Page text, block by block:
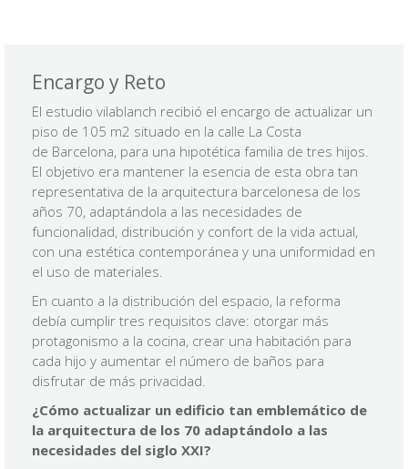
Encargo y Reto
El estudio vilablanch recibió el encargo de actualizar un
piso de 105 m2 situado en la calle La Costa
de Barcelona, para una hipotética familia de tres hijos.
El objetivo era mantener la esencia de esta obra tan
representativa de la arquitectura barcelonesa de los
años 70, adaptándola a las necesidades de
funcionalidad, distribución y confort de la vida actual,
con una estética contemporánea y una uniformidad en
el uso de materiales.
En cuanto a la distribución del espacio, la reforma
debía cumplir tres requisitos clave: otorgar más
protagonismo a la cocina, crear una habitación para
cada hijo y aumentar el número de baños para
disfrutar de más privacidad.
¿Cómo actualizar un edificio tan emblemático de
la arquitectura de los 70 adaptándolo a las
necesidades del siglo XXI?